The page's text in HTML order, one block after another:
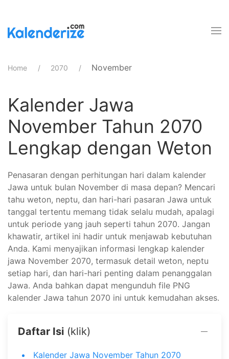
Home 2070 November
Kalender Jawa
November Tahun 2070
Lengkap dengan Weton
Penasaran dengan perhitungan hari dalam kalender
Jawa untuk bulan November di masa depan? Mencari
tahu weton, neptu, dan hari-hari pasaran Jawa untuk
tanggal tertentu memang tidak selalu mudah, apalagi
untuk periode yang jauh seperti tahun 2070. Jangan
khawatir, artikel ini hadir untuk menjawab kebutuhan
Anda. Kami menyajikan informasi lengkap kalender
jawa November 2070, termasuk detail weton, neptu
setiap hari, dan hari-hari penting dalam penanggalan
Jawa. Anda bahkan dapat mengunduh file PNG
kalender Jawa tahun 2070 ini untuk kemudahan akses.
Daftar Isi (klik)
Kalender Jawa November Tahun 2070